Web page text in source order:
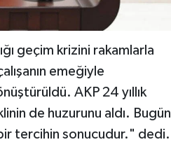
geçim krizini rakamlarla
emeğiyle
AKP 24 yıllık
de huzurunu aldı. Bugün
tercihin sonucudur." dedi.